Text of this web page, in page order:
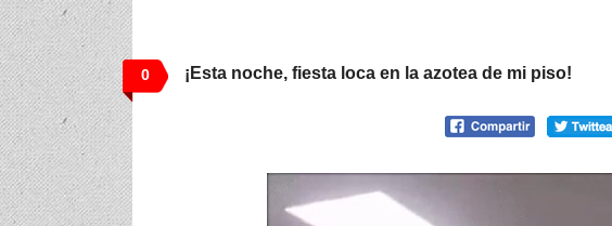
0 ¡Esta noche, fiesta loca en la azotea de mi piso!